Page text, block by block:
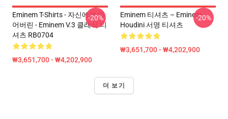
Eminem T-Shirts - 자신에게 잃
어버린 - Eminem V.3 클래식 티
셔츠 RB0704
₩3,651,700 - ₩4,202,900
-20%
Eminem 티셔츠 – Eminem
Houdini 서명 티셔츠
₩3,651,700 - ₩4,202,900
-20%
더 보기